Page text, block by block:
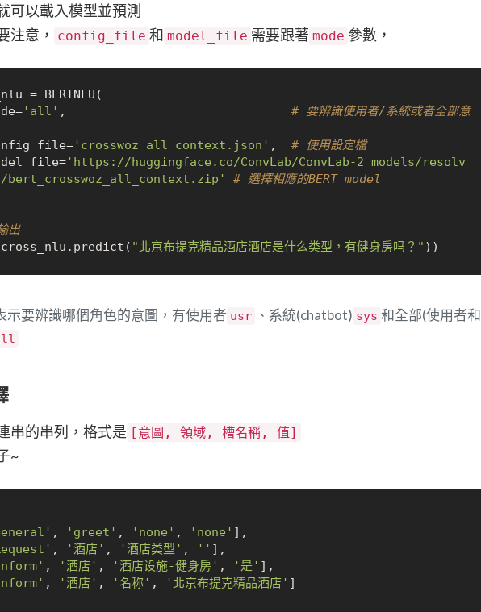
可以載入模型並預測
注意，
config_file 和 model_file 需要跟著 mode 參數，
= BERTNLU(
'all' , # 要辨識使用者/系統或者全部意
config_file=
'crosswoz_all_context.json' , # 使用設定檔
model_file=
'https://huggingface.co/ConvLab/ConvLab-2_models/resolv
bert_crosswoz_all_context.zip'
# 選擇相應的BERT model
出
"北京布提克精品酒店酒店是什么类型，有健身房吗？"
示要辨識哪個角色的意圖，有使用者 usr 、系統(chatbot) sys 和全部(使用者和
串的串列，格式是 [意圖, 領域, 槽名稱, 值]
~
, 'greet' , 'none' , 'none' ],
, '酒店' , '酒店类型' , '' ],
, '酒店' , '酒店设施-健身房' , '是' ],
, '酒店' , '名称' , '北京布提克精品酒店' ]